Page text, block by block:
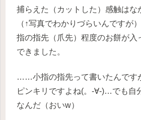
捕らえた（カットした）感触はな
（↑写真でわかりづらいんですが
指の指先（爪先）程度のお餅が入
できました。
……小指の指先って書いたんです
ピンキリですよね(。-∀-)…でも自
なんだ（おいw）